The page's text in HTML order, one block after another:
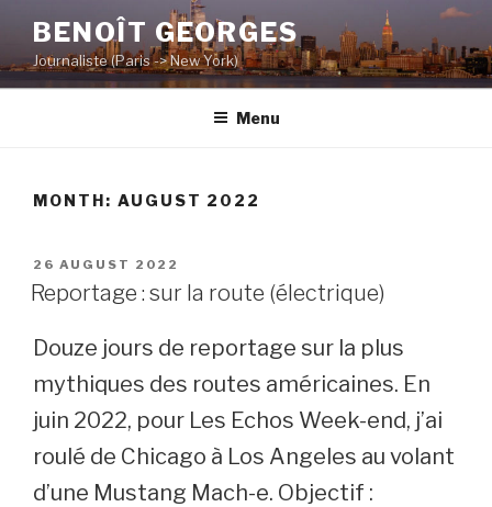
content
BENOÎT GEORGES
Journaliste (Paris -> New York)
Menu
MONTH: AUGUST 2022
POSTED
ON
26 AUGUST 2022
Reportage : sur la route (électrique)
Douze jours de reportage sur la plus
mythiques des routes américaines. En
juin 2022, pour Les Echos Week-end, j’ai
roulé de Chicago à Los Angeles au volant
d’une Mustang Mach-e. Objectif :